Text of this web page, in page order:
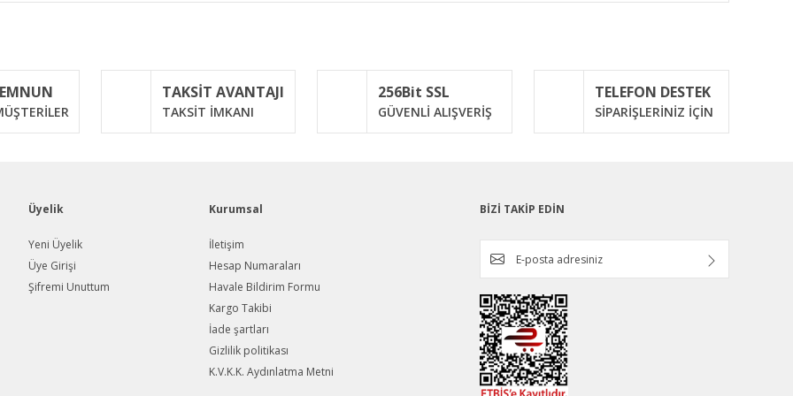
Yorum Yaz
Gönder
TAKSİT AVANTAJI
TAKSİT İMKANI
256Bit SSL
GÜVENLİ ALIŞVERİŞ
TELEFON DESTEK
SİPARİŞLERİNİZ İÇİN
Üyelik
Yeni Üyelik
Üye Girişi
Şifremi Unuttum
Kurumsal
İletişim
Hesap Numaraları
Havale Bildirim Formu
Kargo Takibi
İade şartları
Gizlilik politikası
K.V.K.K. Aydınlatma Metni
BİZİ TAKİP EDİN